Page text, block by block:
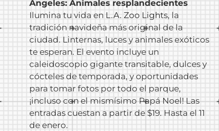
Ángeles: Animales resplandecientes
Ilumina tu vida en L.A. Zoo Lights, la
tradición navideña más original de la
ciudad. Linternas, luces y animales exóticos
te esperan. El evento incluye un
caleidoscopio gigante transitable, dulces y
cócteles de temporada, y oportunidades
para tomar fotos por todo el parque,
¡incluso con el mismísimo Papá Noel! Las
entradas cuestan a partir de $19. Hasta el 11
de enero.